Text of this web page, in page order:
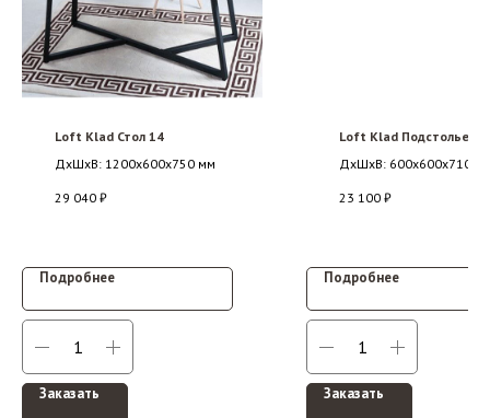
Loft Klad Стол 14
ДxШxВ: 1200x600x750 мм
29 040 ₽
Подробнее
Заказать
Loft Klad Подстолье 6
ДxШxВ: 600x600x710
23 100 ₽
Подробнее
Заказать